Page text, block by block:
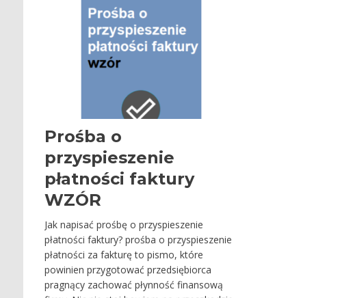
Prośba o
przyspieszenie
płatności faktury
WZÓR
Jak napisać prośbę o przyspieszenie
płatności faktury? prośba o przyspieszenie
płatności za fakturę to pismo, które
powinien przygotować przedsiębiorca
pragnący zachować płynność finansową